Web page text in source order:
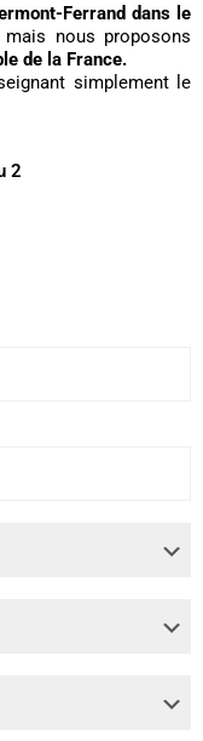
Ferrand dans le
nous proposons
de la France.
simplement le
2